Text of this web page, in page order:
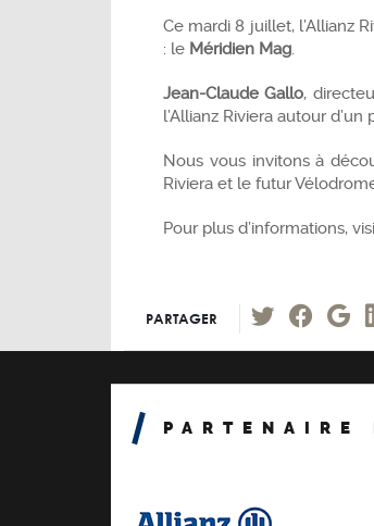
Ce mardi 8 juillet, l’Allianz
: le Méridien Mag.
Jean-Claude Gallo,
l’Allianz Riviera autour
Nous vous invitons à
Riviera et le futur
Pour plus d’informations,
PARTAGER
PARTENAIRE